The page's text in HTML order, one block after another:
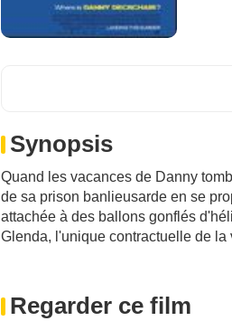
Synopsis
Quand les vacances de Danny
de sa prison banlieusarde en se
attachée à des ballons gonflés
Glenda, l'unique contractuelle de la
Regarder ce film